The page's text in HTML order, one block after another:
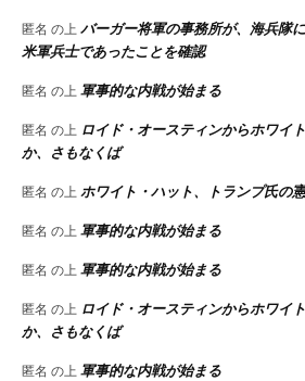
匿名 の上 バーガー将軍の事務所が、海兵隊
米軍兵士であったことを確認
匿名 の上 軍事的な内戦が始まる
匿名 の上 ロイド・オースティンからホワイ
か、さもなくば
匿名 の上 ホワイト・ハット、トランプ氏の
匿名 の上 軍事的な内戦が始まる
匿名 の上 軍事的な内戦が始まる
匿名 の上 ロイド・オースティンからホワイ
か、さもなくば
匿名 の上 軍事的な内戦が始まる